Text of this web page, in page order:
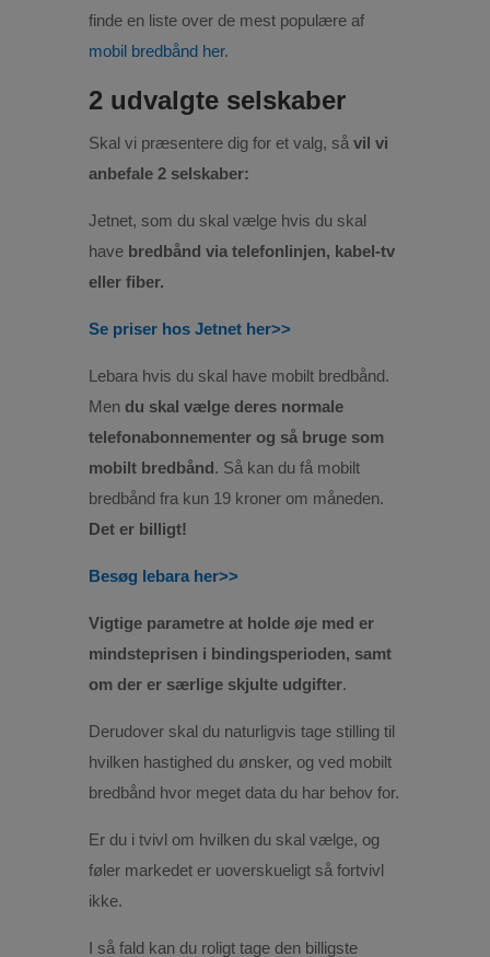
finde en liste over de mest populære af
mobil bredbånd her.
2 udvalgte selskaber
Skal vi præsentere dig for et valg, så vil vi
anbefale 2 selskaber:
Jetnet, som du skal vælge hvis du skal
have bredbånd via telefonlinjen, kabel-tv
eller fiber.
Se priser hos Jetnet her>>
Lebara hvis du skal have mobilt bredbånd.
Men du skal vælge deres normale
telefonabonnementer og så bruge som
mobilt bredbånd. Så kan du få mobilt
bredbånd fra kun 19 kroner om måneden.
Det er billigt!
Besøg lebara her>>
Vigtige parametre at holde øje med er
mindsteprisen i bindingsperioden, samt
om der er særlige skjulte udgifter.
Derudover skal du naturligvis tage stilling til
hvilken hastighed du ønsker, og ved mobilt
bredbånd hvor meget data du har behov for.
Er du i tvivl om hvilken du skal vælge, og
føler markedet er uoverskueligt så fortvivl
ikke.
I så fald kan du roligt tage den billigste